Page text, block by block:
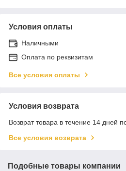
Условия оплаты
Наличными
Оплата по реквизитам
Все условия оплаты
Условия возврата
Возврат товара в течение 14 дней
Все условия возврата
Подобные товары компании